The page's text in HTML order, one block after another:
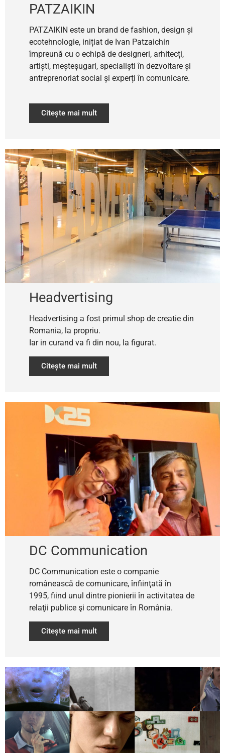
PATZAIKIN
PATZAIKIN este un brand de fashion, design și
ecotehnologie, inițiat de Ivan Patzaichin
împreună cu o echipă de designeri, arhitecți,
artiști, meșteșugari, specialiști în dezvoltare și
antreprenoriat social și experți în comunicare.
Citește mai mult
Headvertising
Headvertising a fost primul shop de creatie din
Romania, la propriu.
Iar in curand va fi din nou, la figurat.
Citește mai mult
DC Communication
DC Communication este o companie
românească de comunicare, înfiinţată în
1995, fiind unul dintre pionierii în activitatea de
relaţii publice şi comunicare în România.
Citește mai mult